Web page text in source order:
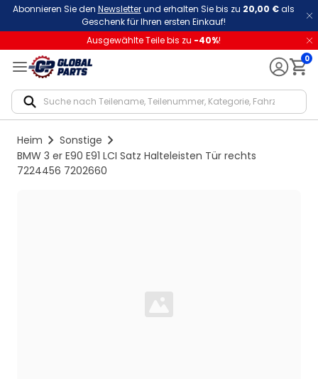
Abonnieren Sie den Newsletterund erhalten Sie bis zu 20,00 €als
Geschenk für Ihren ersten Einkauf!
Ausgewählte Teile bis zu -40%!
0
Heim
Sonstige
BMW 3 er E90 E91 LCI Satz Halteleisten Tür rechts
7224456 7202660